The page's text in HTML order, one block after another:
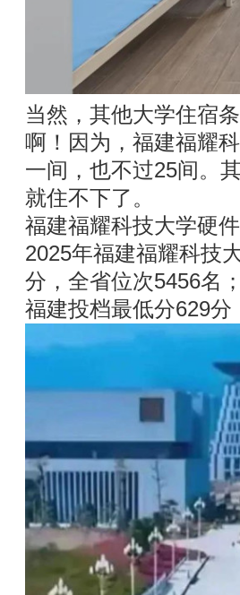
当然，其他大学住宿
啊！因为，福建福耀
一间，也不过25间。
就住不下了。
福建福耀科技大学硬
2025年福建福耀科技
分，全省位次5456名；
福建投档最低分629